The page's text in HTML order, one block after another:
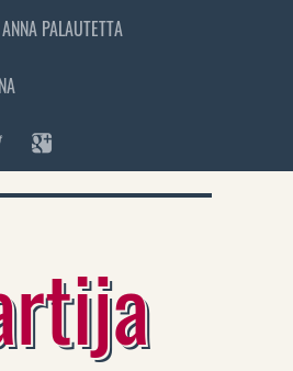
ANNA PALAUTETTA